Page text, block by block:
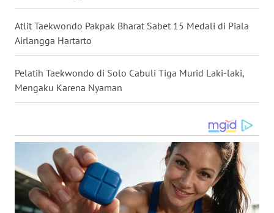
Atlit Taekwondo Pakpak Bharat Sabet 15 Medali di Piala
Airlangga Hartarto
Pelatih Taekwondo di Solo Cabuli Tiga Murid Laki-laki,
Mengaku Karena Nyaman
KARO
WN
SIMALUNGUN
LABUHANBATU
WN
TAPANULI
TENGAH